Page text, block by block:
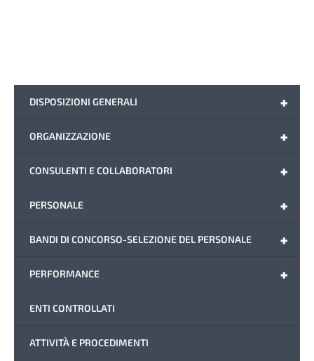
+
DISPOSIZIONI GENERALI
+
ORGANIZZAZIONE
+
CONSULENTI E COLLABORATORI
+
PERSONALE
+
BANDI DI CONCORSO-SELEZIONE DEL PERSONALE
+
PERFORMANCE
ENTI CONTROLLATI
ATTIVITÀ E PROCEDIMENTI